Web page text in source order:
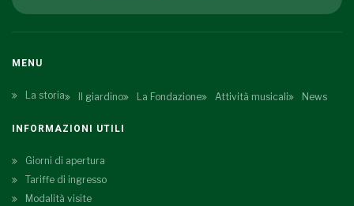
MENU
La storia Il giardino La Fondazione Attività musicali News
INFORMAZIONI UTILI
Giorni di apertura
Tariffe di ingresso
Modalità visite